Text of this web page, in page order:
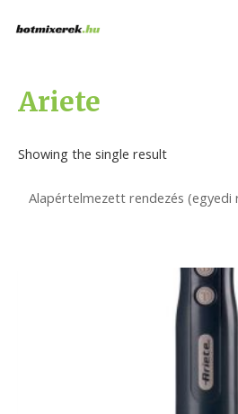
Ariete
Showing the single result